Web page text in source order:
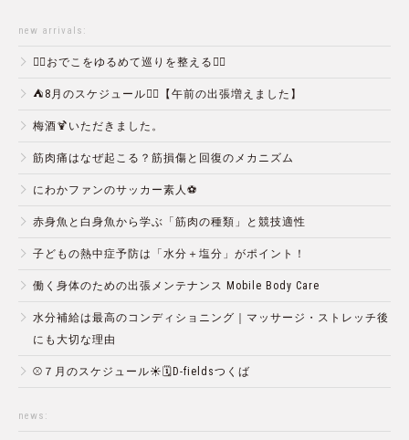
new arrivals:
💆‍♀️おでこをゆるめて巡りを整える💆‍♂️
⛺️8月のスケジュール🏄‍♂️【午前の出張増えました】
梅酒🍹いただきました。
筋肉痛はなぜ起こる？筋損傷と回復のメカニズム
にわかファンのサッカー素人⚽️
赤身魚と白身魚から学ぶ「筋肉の種類」と競技適性
子どもの熱中症予防は「水分＋塩分」がポイント！
働く身体のための出張メンテナンス Mobile Body Care
水分補給は最高のコンディショニング｜マッサージ・ストレッチ後
にも大切な理由
⚾️７月のスケジュール☀️🗓D-fieldsつくば
news: